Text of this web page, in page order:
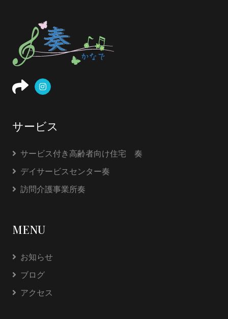
サービス
サービス付き高齢者向け住宅 奏
デイサービスセンター奏
訪問介護事業所奏
MENU
お知らせ
ブログ
アクセス